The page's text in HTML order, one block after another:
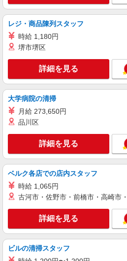
調理師【アルバイ
時給1,600円以上 試用期間中 時給1,600円以上
(試用期間2ヶ月) 残業が発生した場合、残業代を1
特別養護老人
キープ
アルバイト パート
すき家 横浜善部町店
すき家の店舗スタ
時給1,532円
神奈川県横浜市
キープ
正社員
株式会社HITOWA フードサービスカン
福祉施設での栄養
月給25万円〜28万円 ※給与は経験や
に応じて決定します
イリーゼ横浜旭
レジ・商品陳列スタッフ
時給 1,180円
堺市堺区
詳細を見る
大学病院の清掃
月給 273,650円
品川区
詳細を見る
ベルク各店での店内スタッフ
時給 1,065円
古河市・佐野市・前橋市・高崎市
詳細を見る
ビルの清掃スタッフ